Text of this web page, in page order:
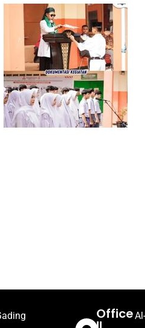
Office